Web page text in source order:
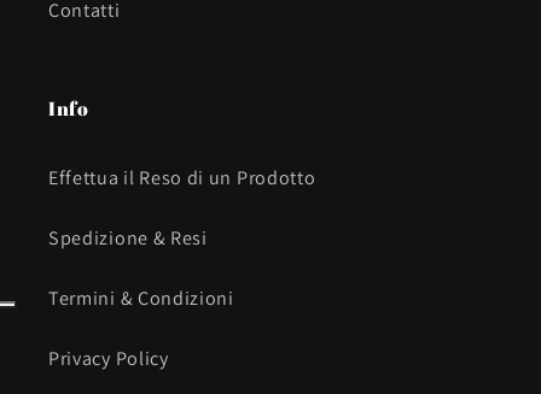
Contatti
Info
Effettua il Reso di un Prodotto
Spedizione & Resi
Termini & Condizioni
Privacy Policy